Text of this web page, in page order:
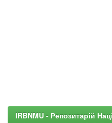
IRBNMU - Репозитарій